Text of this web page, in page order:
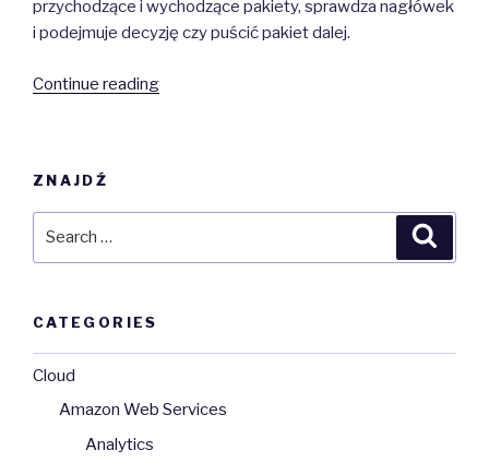
przychodzące i wychodzące pakiety, sprawdza nagłówek
i podejmuje decyzję czy puścić pakiet dalej.
Continue reading“Firewall”
ZNAJDŹ
CATEGORIES
Cloud
Amazon Web Services
Analytics